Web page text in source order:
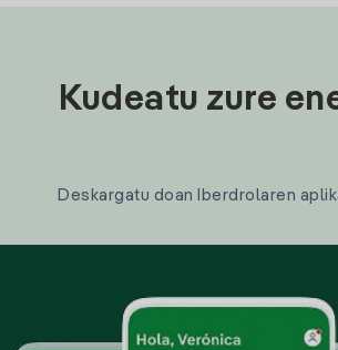
Kudeatu zure
Deskargatu doan Iberdrolaren